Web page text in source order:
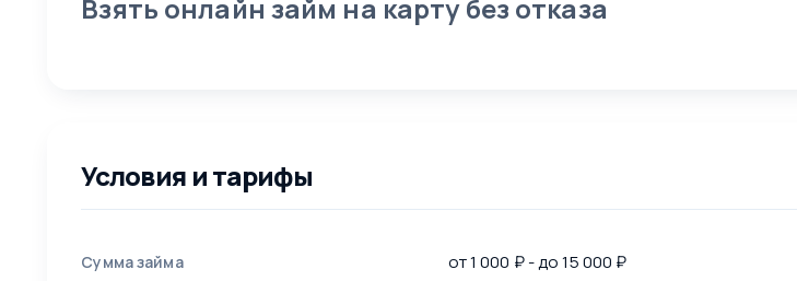
Взять онлайн займ на карту без отказа
Условия и тарифы
Сумма займа от 1 000 ₽ - до 15 000 ₽